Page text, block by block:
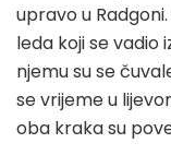
upravo u
leda koji se vadio
njemu su se
se vrijeme u
oba kraka su